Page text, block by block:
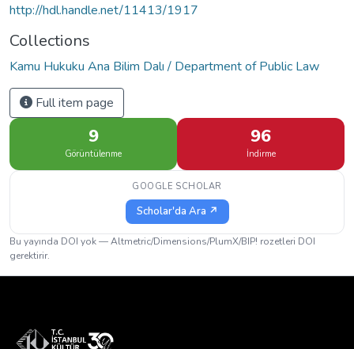
http://hdl.handle.net/11413/1917
Collections
Kamu Hukuku Ana Bilim Dalı / Department of Public Law
Full item page
9
Görüntülenme
96
İndirme
GOOGLE SCHOLAR
Scholar'da Ara ↗
Bu yayında DOI yok — Altmetric/Dimensions/PlumX/BIP! rozetleri DOI
gerektirir.